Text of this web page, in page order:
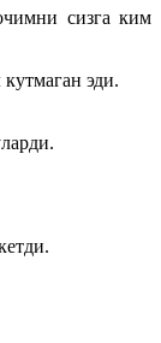
сизга ким
эди.